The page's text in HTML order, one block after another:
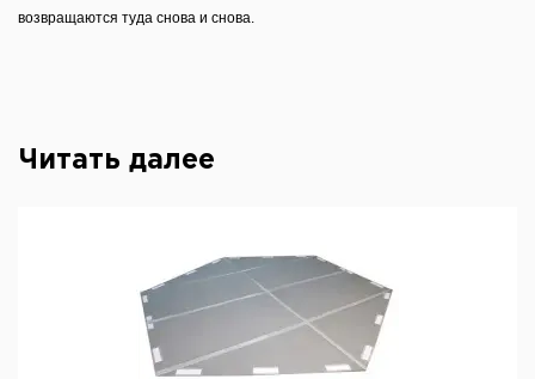
возвращаются туда снова и снова.
Читать далее